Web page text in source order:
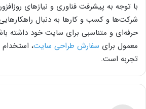
با توجه به پیشرفت فناوری و نیازهای
شرکت‌ها و کسب و کارها به دنبال
حرفه‌ای و متناسبی برای سایت خود داشته
معمول برای سفارش طراحی سایت، استخدام
تجربه است.